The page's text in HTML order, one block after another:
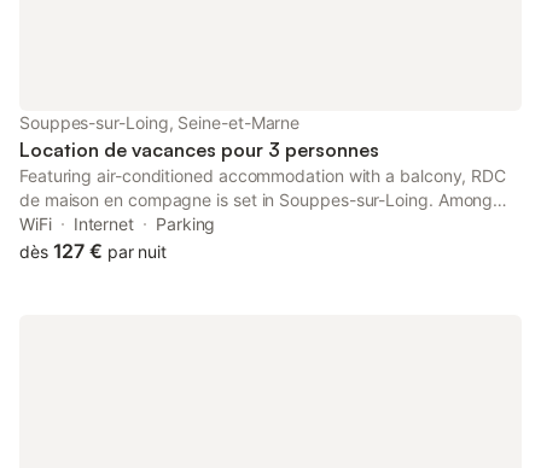
Souppes-sur-Loing, Seine-et-Marne
Location de vacances pour 3 personnes
Featuring air-conditioned accommodation with a balcony, RDC
de maison en compagne is set in Souppes-sur-Loing. Among
the facilities of this property are a restaurant, a shared kitchen
and room service, along with free WiFi throughout the property.
WiFi Internet
Parking
dès 127 € par nuit